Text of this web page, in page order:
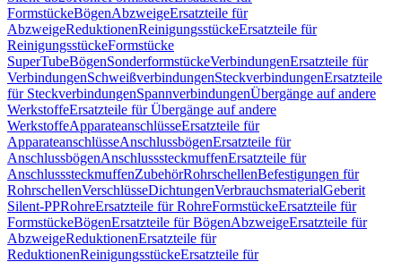
FormstückeBögenAbzweigeErsatzteile für
AbzweigeReduktionenReinigungsstückeErsatzteile für
ReinigungsstückeFormstücke
SuperTubeBögenSonderformstückeVerbindungenErsatzteile für
VerbindungenSchweißverbindungenSteckverbindungenErsatzteile
für SteckverbindungenSpannverbindungenÜbergänge auf andere
WerkstoffeErsatzteile für Übergänge auf andere
WerkstoffeApparateanschlüsseErsatzteile für
ApparateanschlüsseAnschlussbögenErsatzteile für
AnschlussbögenAnschlusssteckmuffenErsatzteile für
AnschlusssteckmuffenZubehörRohrschellenBefestigungen für
RohrschellenVerschlüsseDichtungenVerbrauchsmaterialGeberit
Silent-PPRohreErsatzteile für RohreFormstückeErsatzteile für
FormstückeBögenErsatzteile für BögenAbzweigeErsatzteile für
AbzweigeReduktionenErsatzteile für
ReduktionenReinigungsstückeErsatzteile für